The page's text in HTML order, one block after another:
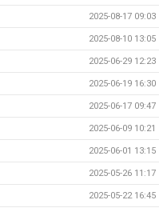
2025-08-17 09:03
2025-08-10 13:05
2025-06-29 12:23
2025-06-19 16:30
2025-06-17 09:47
2025-06-09 10:21
2025-06-01 13:15
2025-05-26 11:17
2025-05-22 16:45